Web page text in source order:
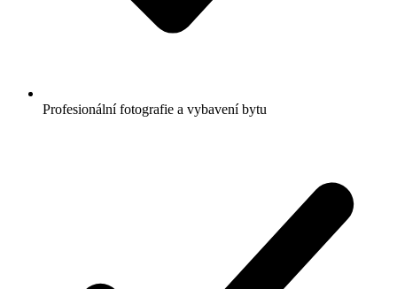
Profesionální fotografie a vybavení bytu